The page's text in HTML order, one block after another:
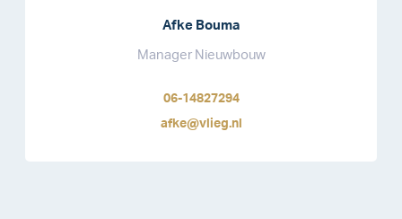
Afke Bouma
Manager Nieuwbouw
06-14827294
afke@vlieg.nl